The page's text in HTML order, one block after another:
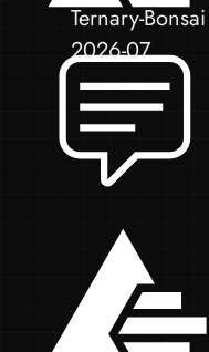
Ternary-Bonsai
2026-07